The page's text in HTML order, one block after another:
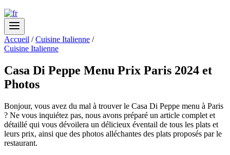
Accueil / Cuisine Italienne /
Cuisine Italienne
Casa Di Peppe Menu Prix Paris 2024 et
Photos
Bonjour, vous avez du mal à trouver le Casa Di Peppe menu à Paris
? Ne vous inquiétez pas, nous avons préparé un article complet et
détaillé qui vous dévoilera un délicieux éventail de tous les plats et
leurs prix, ainsi que des photos alléchantes des plats proposés par le
restaurant.